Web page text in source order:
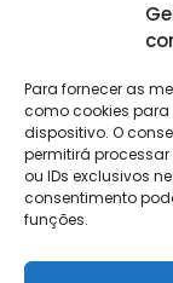
Para fornecer as
como cookies
dispositivo. O
permitirá
ou IDs exclusivos
consentimento
funções.